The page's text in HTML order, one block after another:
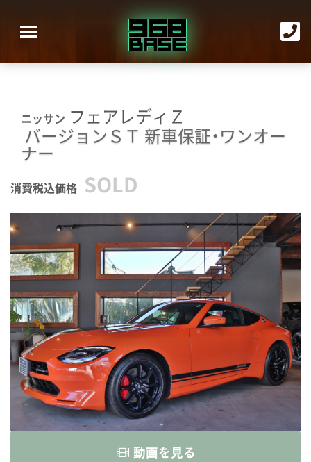
ニッサン フェアレディＺ
バージョンＳＴ 新車保証・ワンオー
ナー
消費税込価格 SOLD
動画を見る